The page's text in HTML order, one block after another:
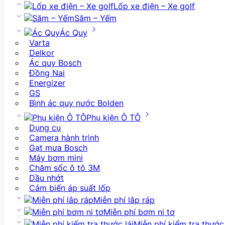
Lốp xe điện – Xe golf
Săm – Yếm
Ác Quy
Varta
Delkor
Ác quy Bosch
Đồng Nai
Energizer
GS
Bình ác quy nước Bolden
Phụ kiện Ô TÔ
Dụng cụ
Camera hành trình
Gạt mưa Bosch
Máy bơm mini
Chăm sốc ô tô 3M
Dầu nhớt
Cảm biến áp suất lốp
Miễn phí lắp ráp
Miễn phí bơm ni tơ